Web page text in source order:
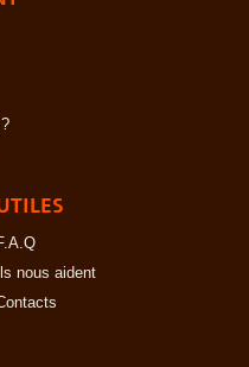
Ils nous aident